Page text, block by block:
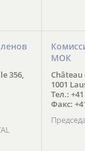
356,
МОК
Château
1001
Тел.: +41
Факс: